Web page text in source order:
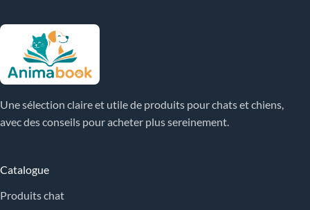
Une sélection claire et utile de produits pour chats et chiens,
avec des conseils pour acheter plus sereinement.
Catalogue
Produits chat